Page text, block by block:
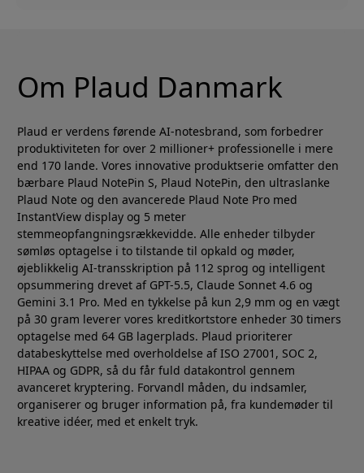
Om Plaud Danmark
Plaud er verdens førende AI-notesbrand, som forbedrer
produktiviteten for over 2 millioner+ professionelle i mere
end 170 lande. Vores innovative produktserie omfatter den
bærbare Plaud NotePin S, Plaud NotePin, den ultraslanke
Plaud Note og den avancerede Plaud Note Pro med
InstantView display og 5 meter
stemmeopfangningsrækkevidde. Alle enheder tilbyder
sømløs optagelse i to tilstande til opkald og møder,
øjeblikkelig AI-transskription på 112 sprog og intelligent
opsummering drevet af GPT-5.5, Claude Sonnet 4.6 og
Gemini 3.1 Pro. Med en tykkelse på kun 2,9 mm og en vægt
på 30 gram leverer vores kreditkortstore enheder 30 timers
optagelse med 64 GB lagerplads. Plaud prioriterer
databeskyttelse med overholdelse af ISO 27001, SOC 2,
HIPAA og GDPR, så du får fuld datakontrol gennem
avanceret kryptering. Forvandl måden, du indsamler,
organiserer og bruger information på, fra kundemøder til
kreative idéer, med et enkelt tryk.